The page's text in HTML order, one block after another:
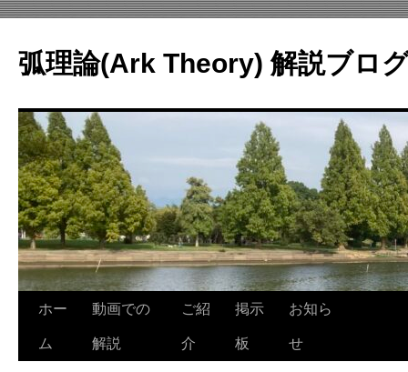
テ
ン
へ
ス
キ
ッ
プ
弧理論(Ark Theory) 解説ブロ
ホー
ム
動画での
解説
ご紹
介
掲示
板
お知ら
せ